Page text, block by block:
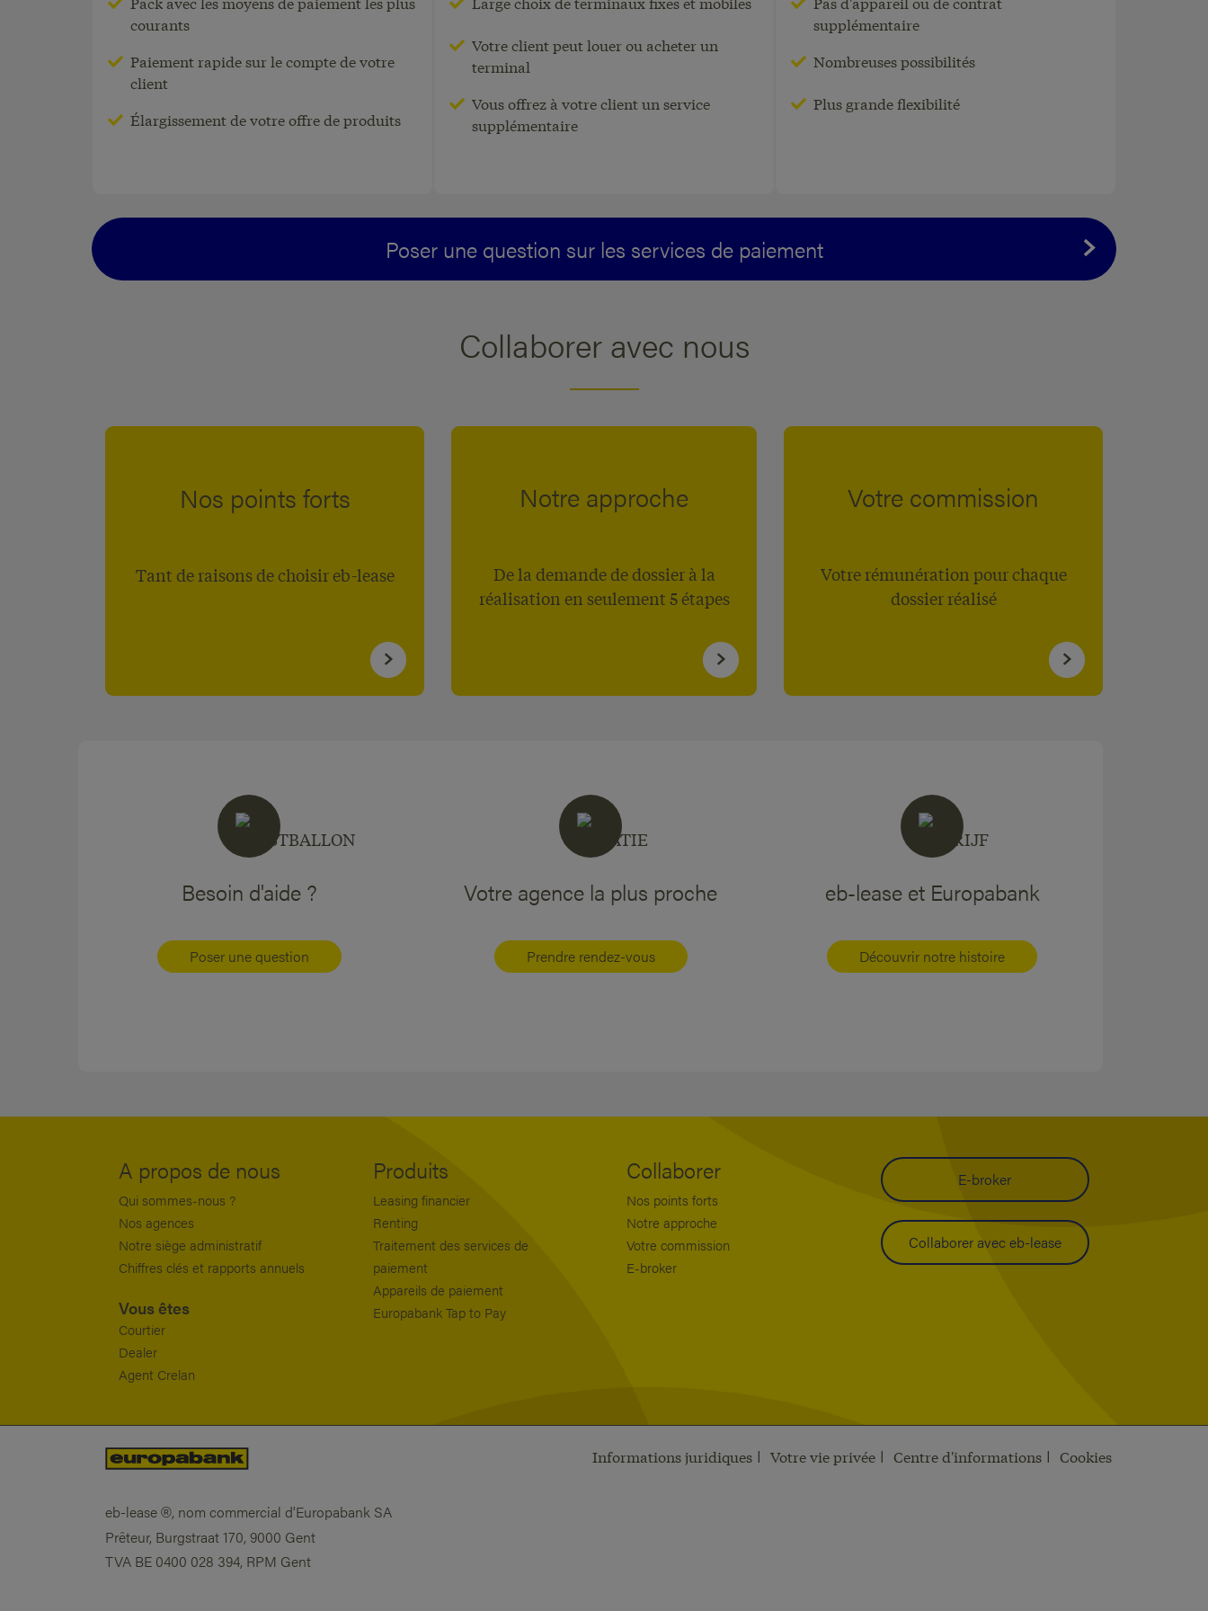
Votre client cherche-t-il un
partenaire pour le traitement des
?
courants
Paiement rapide sur le compte de votre
client
Élargissement de votre offre de produits
Un terminal de paiement facilite la
vie de votre client professionnel et
de ses clients et stimule ses ventes.
Votre client peut louer ou acheter un
terminal
Vous offrez à votre client un service
supplémentaire
Tout smartphone transforme en
terminal de paiement pour
accepter des paiements sans
supplémentaire
Nombreuses possibilités
Plus grande flexibilité
Poser une question sur les services de paiement
Collaborer avec nous
Nos points forts
Tant de raisons de choisir eb-lease
Notre approche
De la demande de dossier à la
réalisation en seulement 5 étapes
Votre commission
Votre rémunération pour chaque
dossier réalisé
Besoin d'aide ?
Poser une question
Votre agence la plus proche
Prendre rendez-vous
eb-lease et Europabank
Découvrir notre histoire
A propos de nous
Qui sommes-nous ?
Nos agences
Notre siège administratif
Chiffres clés et rapports annuels
Vous êtes
Courtier
Dealer
Agent Crelan
Produits
Leasing financier
Renting
Traitement des services de
paiement
Appareils de paiement
Europabank Tap to Pay
Collaborer
Nos points forts
Notre approche
Votre commission
E-broker
E-broker
Collaborer avec eb-lease
eb-lease ®, nom commercial d'Europabank SA
Prêteur, Burgstraat 170, 9000 Gent
TVA BE 0400 028 394, RPM Gent
Informations juridiques Votre vie privée Centre d'informations Cookies